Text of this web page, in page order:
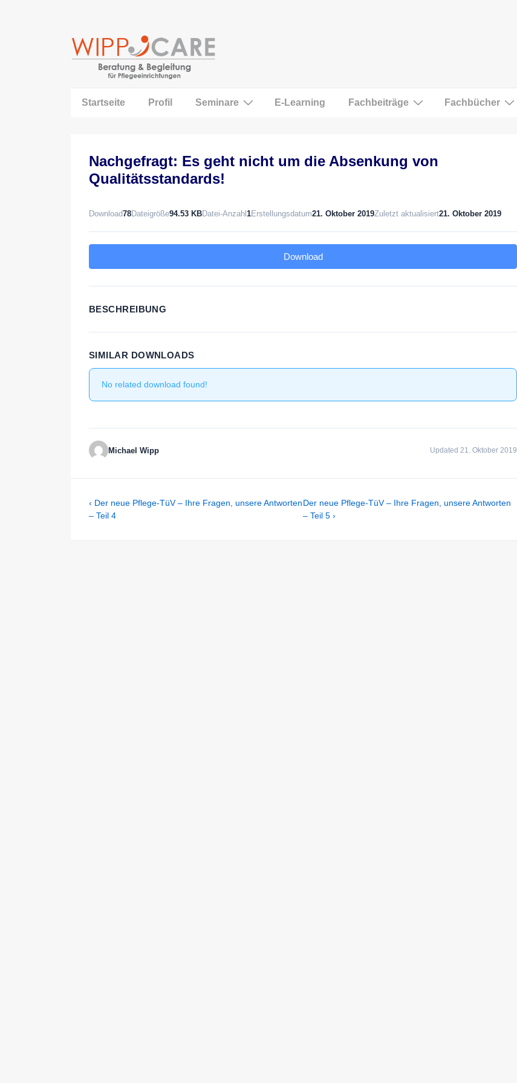
Navigation
Startseite Profil Seminare E-Learning Fachbeiträge Fachbücher
Nachgefragt: Es geht nicht um die Absenkung von
Qualitätsstandards!
Download78Dateigröße94.53 KBDatei-Anzahl 1Erstellungsdatum21. Oktober 2019Zuletzt aktualisiert21. Oktober 2019
Download
BESCHREIBUNG
SIMILAR DOWNLOADS
No related download found!
Michael Wipp Updated 21. Oktober 2019
Beitragsnavigation
Previous
Post
‹ Der neue Pflege-TüV – Ihre Fragen, unsere Antworten
– Teil 4
Next
Post
Der neue Pflege-TüV – Ihre Fragen, unsere Antworten
– Teil 5 ›